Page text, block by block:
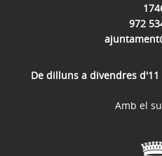
972
De dilluns a divendres
Amb el